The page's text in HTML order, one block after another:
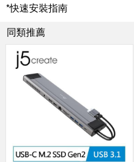
*快速安裝指南
同類推薦